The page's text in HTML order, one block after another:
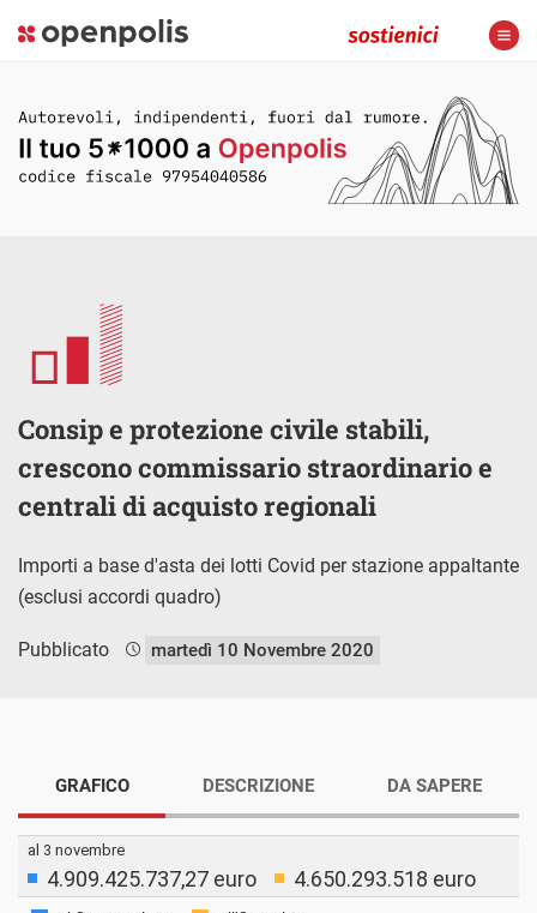
Consip e protezione civile stabili,
crescono commissario straordinario e
centrali di acquisto regionali
Importi a base d'asta dei lotti Covid per stazione appaltante
(esclusi accordi quadro)
Pubblicato martedì 10 Novembre 2020
GRAFICO DESCRIZIONE DA SAPERE